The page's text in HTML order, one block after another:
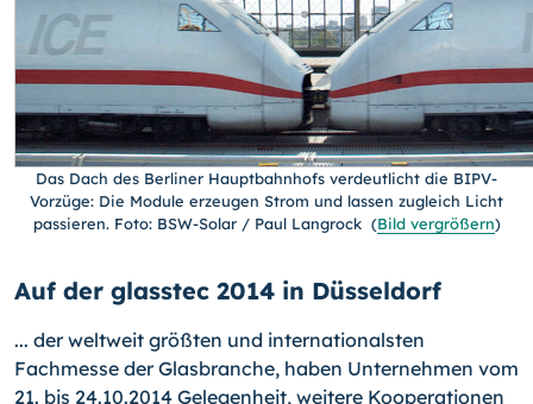
Das Dach des Berliner Hauptbahnhofs verdeutlicht die BIPV-
Vorzüge: Die Module erzeugen Strom und lassen zugleich Licht
passieren. Foto: BSW-Solar / Paul Langrock (Bild vergrößern)
Auf der glasstec 2014 in Düsseldorf
... der weltweit größten und internationalsten
Fachmesse der Glasbranche, haben Un­ternehmen vom
21. bis 24.10.2014 Gelegenheit, weitere Kooperationen